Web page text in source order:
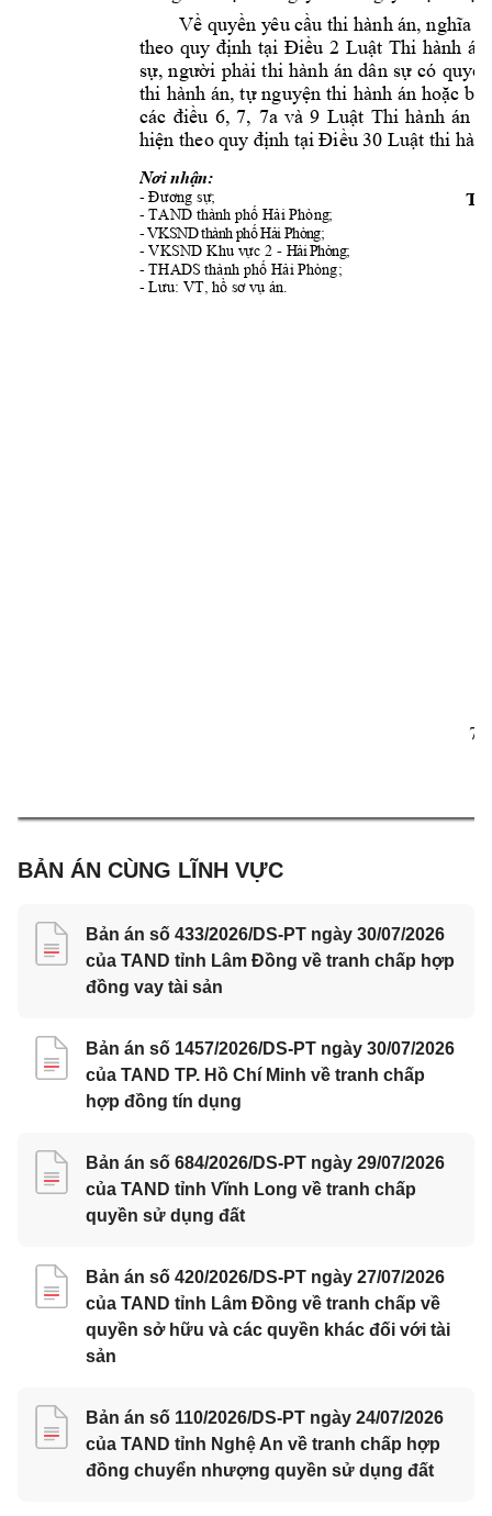
7
7
Về quyền yêu cầu thi hành án, nghĩa
theo quy định tại Điều 2 Luật Thi hành án
sự, người phải thi hành án dân sự có quy
thi hành án, tự nguyện thi hành án hoặc bị
các điều 6, 7, 7a và 9 Luật Thi hành án
hiện theo quy định tại Điều 30 Luật thi
Nơi nhận:
- Đương sự;
- TAND thành phố Hải Phòng;
-VKSNDthành phốHải Phòng;
- VKSND Khu vực 2 - Hải Phòng;
- THADS thành phố Hải Phòng;
- Lưu: VT, hồ sơ vụ án.
BẢN ÁN CÙNG LĨNH VỰC
Bản án số 433/2026/DS-PT ngày 30/07/2026
của TAND tỉnh Lâm Đồng về tranh chấp hợp
đồng vay tài sản
Bản án số 1457/2026/DS-PT ngày 30/07/2026
của TAND TP. Hồ Chí Minh về tranh chấp
hợp đồng tín dụng
Bản án số 684/2026/DS-PT ngày 29/07/2026
của TAND tỉnh Vĩnh Long về tranh chấp
quyền sử dụng đất
Bản án số 420/2026/DS-PT ngày 27/07/2026
của TAND tỉnh Lâm Đồng về tranh chấp về
quyền sở hữu và các quyền khác đối với tài
sản
Bản án số 110/2026/DS-PT ngày 24/07/2026
của TAND tỉnh Nghệ An về tranh chấp hợp
đồng chuyển nhượng quyền sử dụng đất